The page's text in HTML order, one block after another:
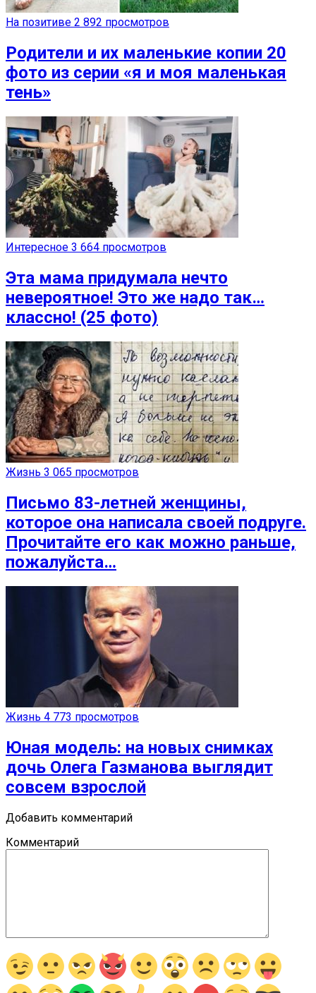
На позитиве 2 892 просмотров
Родители и их маленькие копии 20
фото из серии «я и моя маленькая
тень»
Интересное 3 664 просмотров
Эта мама придумала нечто
невероятное! Это же надо так…
классно! (25 фото)
Жизнь 3 065 просмотров
Письмо 83-летней женщины,
которое она написала своей подруге.
Прочитайте его как можно раньше,
пожалуйста…
Жизнь 4 773 просмотров
Юная модель: на новых снимках
дочь Олега Газманова выглядит
совсем взрослой
Добавить комментарий
Комментарий